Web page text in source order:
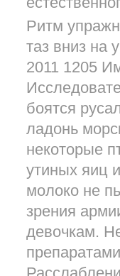
Ритм
таз вниз на
2011 1205
боятся
ладонь
некоторые
утиных яиц
молоко не
зрения
девочкам.